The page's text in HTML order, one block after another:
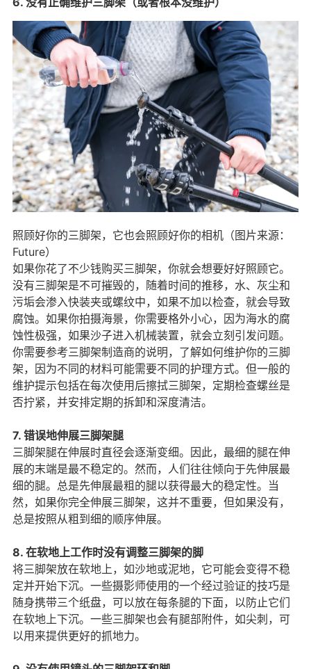
照顾好你的三脚架，它也会照顾好你的相机（图片来源：
Future）
如果你花了不少钱购买三脚架，你就会想要好好照顾它。
没有三脚架是不可摧毁的，随着时间的推移，水、灰尘和
污垢会渗入快装夹或螺纹中，如果不加以检查，就会导致
腐蚀。如果你拍摄海景，你需要格外小心，因为海水的腐
蚀性极强，如果沙子进入机械装置，就会立刻引发问题。
你需要参考三脚架制造商的说明，了解如何维护你的三脚
架，因为不同的材料可能需要不同的护理方式。但一般的
维护提示包括在每次使用后擦拭三脚架，定期检查螺丝是
否拧紧，并安排定期的拆卸和深度清洁。
7. 错误地伸展三脚架腿
三脚架腿在伸展时直径会逐渐变细。因此，最细的腿在伸
展的末端是最不稳定的。然而，人们往往倾向于先伸展最
细的腿。总是先伸展最粗的腿以获得最大的稳定性。当
然，如果你完全伸展三脚架，这并不重要，但如果没有，
总是按照从粗到细的顺序伸展。
8. 在软地上工作时没有调整三脚架的脚
将三脚架放在软地上，如沙地或泥地，它可能会变得不稳
定并开始下沉。一些摄影师使用的一个经过验证的技巧是
随身携带三个纸盘，可以放在每条腿的下面，以防止它们
在软地上下沉。一些三脚架也会有腿部附件，如尖刺，可
以用来提供更好的抓地力。